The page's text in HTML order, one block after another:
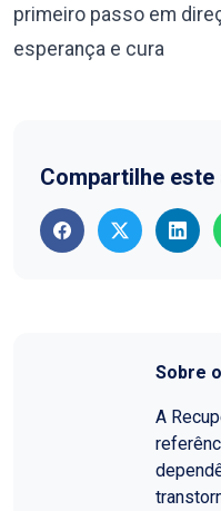
primeiro passo em
esperança e cura
Compartilhe
Sobre
A